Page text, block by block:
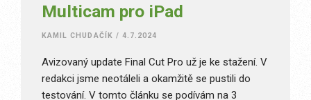
Multicam pro iPad
KAMIL CHUDAČÍK / 4.7.2024
Avizovaný update Final Cut Pro už je ke stažení. V
redakci jsme neotáleli a okamžitě se pustili do
testování. V tomto článku se podívám na 3